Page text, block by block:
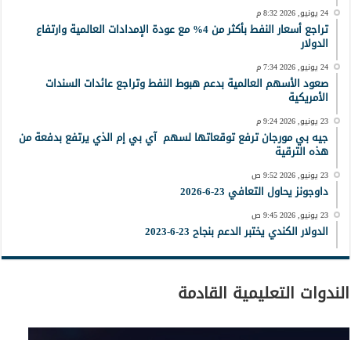
24 يونيو, 2026 8:32 م
تراجع أسعار النفط بأكثر من 4% مع عودة الإمدادات العالمية وارتفاع
الدولار
24 يونيو, 2026 7:34 م
صعود الأسهم العالمية بدعم هبوط النفط وتراجع عائدات السندات
الأمريكية
23 يونيو, 2026 9:24 م
جيه بي مورجان ترفع توقعاتها لسهم آي بي إم الذي يرتفع بدفعة من
هذه الترقية
23 يونيو, 2026 9:52 ص
داوجونز يحاول التعافي 23-6-2026
23 يونيو, 2026 9:45 ص
الدولار الكندي يختبر الدعم بنجاح 23-6-2023
الندوات التعليمية القادمة